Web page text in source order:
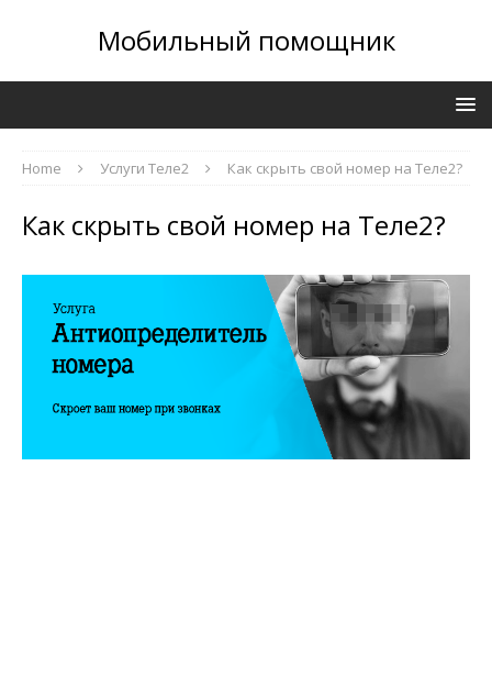
Мобильный помощник
Home Услуги Теле2 Как скрыть свой номер на Теле2?
Как скрыть свой номер на Теле2?